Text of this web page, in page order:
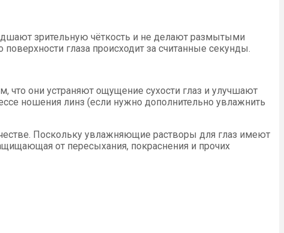
зрительную чёткость и не делают размытыми
глаза происходит за считанные секунды.
что они устраняют ощущение сухости глаз и улучшают
ношения линз (если нужно дополнительно увлажнить
Поскольку увлажняющие растворы для глаз имеют
от пересыхания, покраснения и прочих